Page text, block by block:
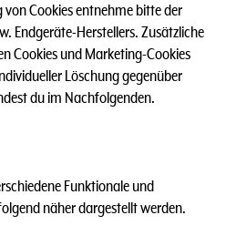
Cookies entnehme bitte der
Endgeräte-Herstellers. Zusätzliche
Cookies und Marketing-Cookies
Löschung gegenüber
du im Nachfolgenden.
Funktionale und
näher dargestellt werden.